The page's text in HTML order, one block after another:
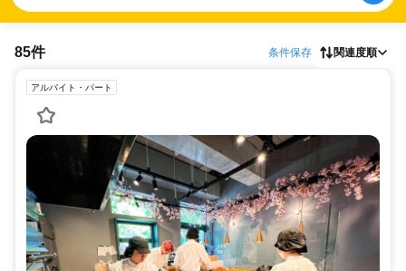
85件 条件保存 関連度順
アルバイト・パート